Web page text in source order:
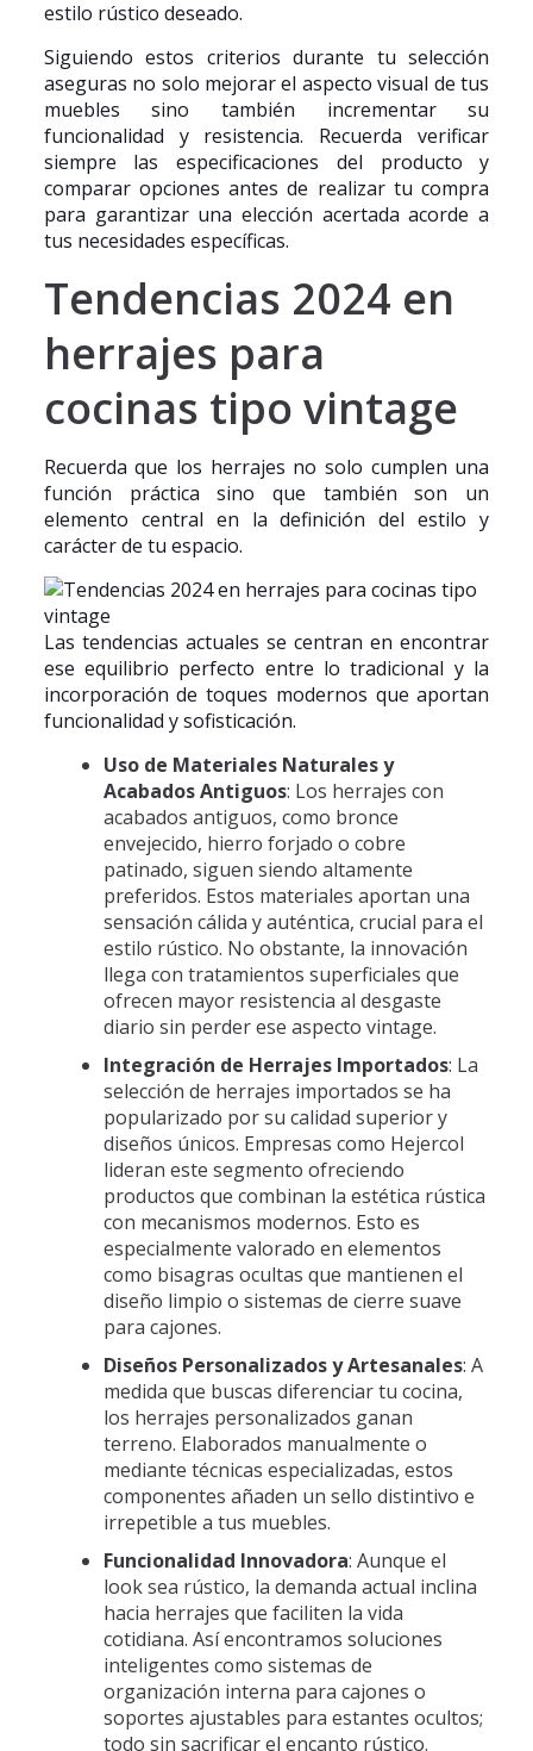
estilo rústico deseado.
Siguiendo estos criterios durante tu selección
aseguras no solo mejorar el aspecto visual de tus
muebles sino también incrementar su
funcionalidad y resistencia. Recuerda verificar
siempre las especificaciones del producto y
comparar opciones antes de realizar tu compra
para garantizar una elección acertada acorde a
tus necesidades específicas.
Tendencias 2024 en
herrajes para
cocinas tipo vintage
Recuerda que los herrajes no solo cumplen una
función práctica sino que también son un
elemento central en la definición del estilo y
carácter de tu espacio.
Las tendencias actuales se centran en encontrar
ese equilibrio perfecto entre lo tradicional y la
incorporación de toques modernos que aportan
funcionalidad y sofisticación.
Uso de Materiales Naturales y
Acabados Antiguos: Los herrajes con
acabados antiguos, como bronce
envejecido, hierro forjado o cobre
patinado, siguen siendo altamente
preferidos. Estos materiales aportan una
sensación cálida y auténtica, crucial para el
estilo rústico. No obstante, la innovación
llega con tratamientos superficiales que
ofrecen mayor resistencia al desgaste
diario sin perder ese aspecto vintage.
Integración de Herrajes Importados: La
selección de herrajes importados se ha
popularizado por su calidad superior y
diseños únicos. Empresas como Hejercol
lideran este segmento ofreciendo
productos que combinan la estética rústica
con mecanismos modernos. Esto es
especialmente valorado en elementos
como bisagras ocultas que mantienen el
diseño limpio o sistemas de cierre suave
para cajones.
Diseños Personalizados y Artesanales: A
medida que buscas diferenciar tu cocina,
los herrajes personalizados ganan
terreno. Elaborados manualmente o
mediante técnicas especializadas, estos
componentes añaden un sello distintivo e
irrepetible a tus muebles.
Funcionalidad Innovadora: Aunque el
look sea rústico, la demanda actual inclina
hacia herrajes que faciliten la vida
cotidiana. Así encontramos soluciones
inteligentes como sistemas de
organización interna para cajones o
soportes ajustables para estantes ocultos;
todo sin sacrificar el encanto rústico.